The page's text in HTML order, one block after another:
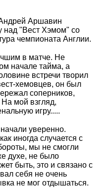
Аршавин
над "Вест Хэмом" со
чемпионата Англии.
в матче. Не
начале тайма, а
встречи творил
хемовцев, он был
соперников,
мой взгляд,
игру.....
уверенно.
иногда случается с
мы не смогли
духе, не было
быть, это и связано с
себя не очень
не мог отдышаться.